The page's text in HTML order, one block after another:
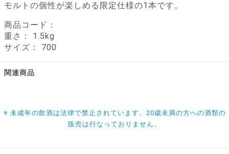
モルトの個性が楽しめる限定仕様の1本です。
商品コード：
重さ： 1.5kg
サイズ： 700
関連商品
※ 未成年の飲酒は法律で禁止されています。20歳未満の方への酒類の
販売は行なっておりません。